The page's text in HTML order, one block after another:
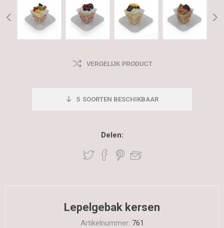
VERGELIJK PRODUCT
5 SOORTEN BESCHIKBAAR
Delen:
Lepelgebak kersen
Artikelnummer: 761